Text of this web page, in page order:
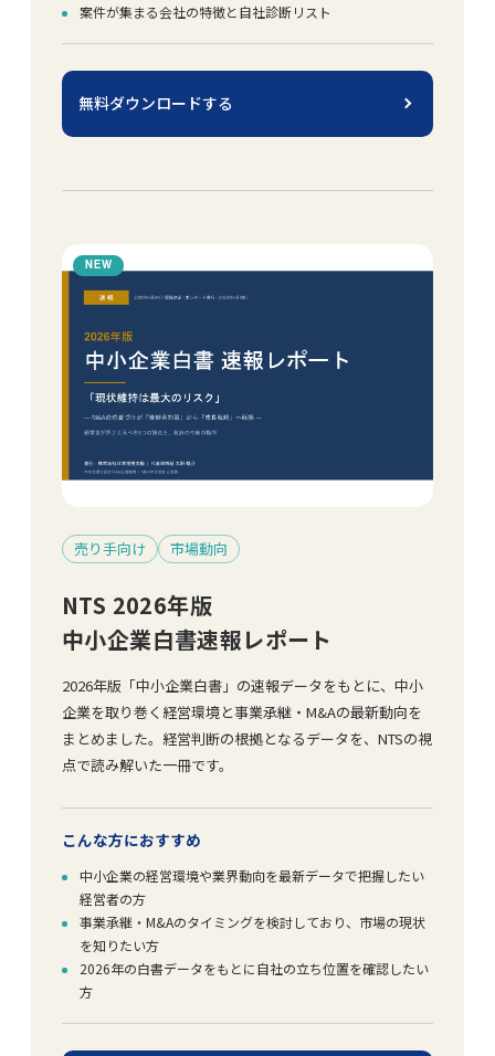
案件が集まる会社の特徴と自社診断リスト
無料ダウンロードする
NEW
売り手向け 市場動向
NTS 2026年版
中小企業白書速報レポート
2026年版「中小企業白書」の速報データをもとに、中小
企業を取り巻く経営環境と事業承継・M&Aの最新動向を
まとめました。経営判断の根拠となるデータを、NTSの視
点で読み解いた一冊です。
こんな方におすすめ
中小企業の経営環境や業界動向を最新データで把握したい
経営者の方
事業承継・M&Aのタイミングを検討しており、市場の現状
を知りたい方
2026年の白書データをもとに自社の立ち位置を確認したい
方